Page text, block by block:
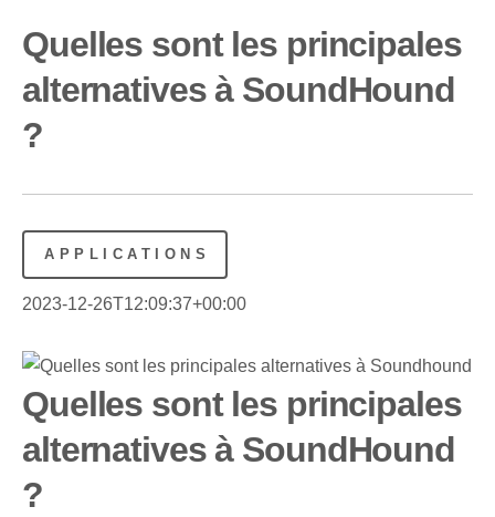
Quelles sont les principales
alternatives à SoundHound
?
APPLICATIONS
2023-12-26T12:09:37+00:00
Quelles sont les principales
alternatives à SoundHound
?